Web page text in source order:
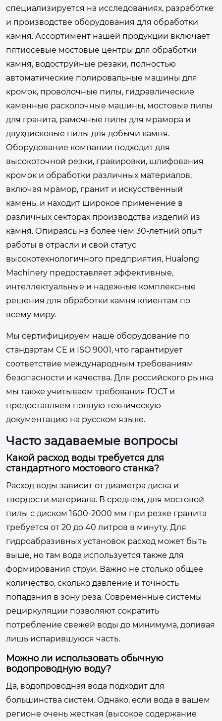
специализируется на исследованиях, разработке
и производстве оборудования для обработки
камня. Ассортимент нашей продукции включает
пятиосевые мостовые центры для обработки
камня, водоструйные резаки, полностью
автоматические полировальные машины для
кромок, проволочные пилы, гидравлические
каменные расколочные машины, мостовые пилы
для гранита, рамочные пилы для мрамора и
двухдисковые пилы для добычи камня.
Оборудование компании подходит для
высокоточной резки, гравировки, шлифования
кромок и обработки различных материалов,
включая мрамор, гранит и искусственный
камень, и находит широкое применение в
различных секторах производства изделий из
камня. Опираясь на более чем 30-летний опыт
работы в отрасли и свой статус
высокотехнологичного предприятия, Hualong
Machinery предоставляет эффективные,
интеллектуальные и надежные комплексные
решения для обработки камня клиентам по
всему миру.
Мы сертифицируем наше оборудование по
стандартам CE и ISO 9001, что гарантирует
соответствие международным требованиям
безопасности и качества. Для российского рынка
мы также учитываем требования ГОСТ и
предоставляем полную техническую
документацию на русском языке.
Часто задаваемые вопросы
Какой расход воды требуется для
стандартного мостового станка?
Расход воды зависит от диаметра диска и
твердости материала. В среднем, для мостовой
пилы с диском 1600-2000 мм при резке гранита
требуется от 20 до 40 литров в минуту. Для
гидроабразивных установок расход может быть
выше, но там вода используется также для
формирования струи. Важно не столько общее
количество, сколько давление и точность
попадания в зону реза. Современные системы
рециркуляции позволяют сократить
потребление свежей воды до минимума, доливая
лишь испарившуюся часть.
Можно ли использовать обычную
водопроводную воду?
Да, водопроводная вода подходит для
большинства систем. Однако, если вода в вашем
регионе очень жесткая (высокое содержание